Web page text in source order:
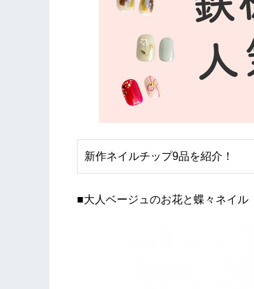
新作ネイルチップ9品を紹介！
■大人ベージュのお花と蝶々ネイル